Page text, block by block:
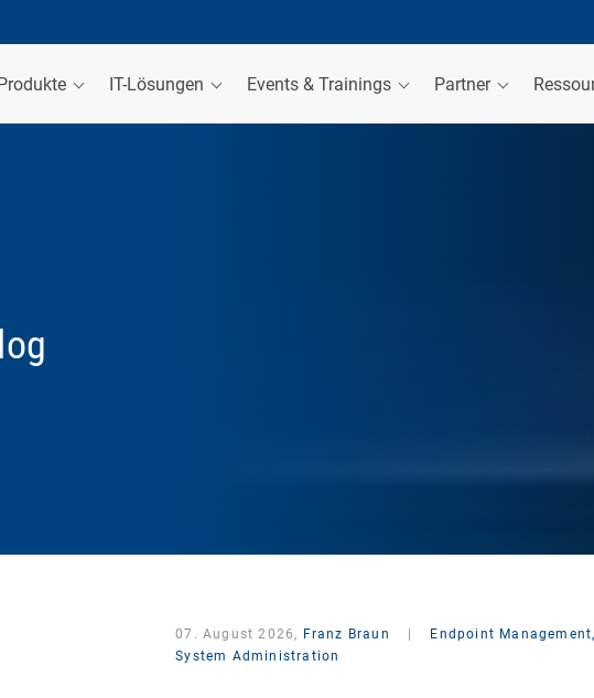
IT-Lösungen Events & Trainings Partner
07. August 2026, Franz Braun
Endpoint Management,
System Administration